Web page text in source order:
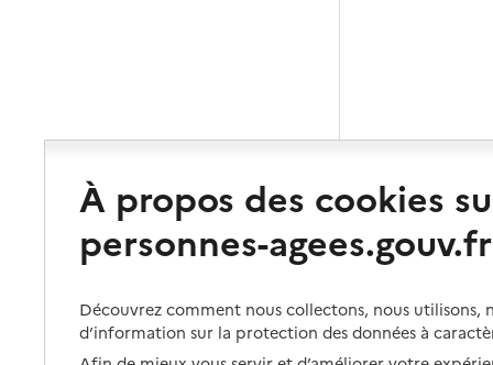
À propos des cookies
personnes-agees.gouv.fr
Découvrez comment nous collectons, nous
d’information sur la protection des données à